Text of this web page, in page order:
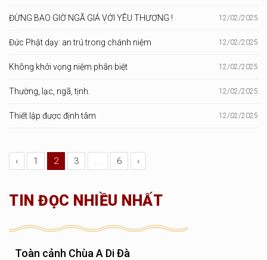
ĐỪNG BAO GIỜ NGÃ GIÁ VỚI YÊU THƯƠNG ! 12/02/2025
Đức Phật dạy: an trú trong chánh niệm 12/02/2025
Không khởi vọng niệm phân biệt 12/02/2025
Thường, lạc, ngã, tịnh. 12/02/2025
Thiết lập được định tâm 12/02/2025
‹ 1 2 3 ... 6 ›
TIN ĐỌC NHIỀU NHẤT
Toàn cảnh Chùa A Di Đà